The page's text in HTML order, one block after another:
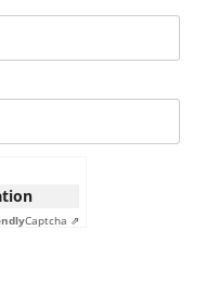
Captcha ⇗